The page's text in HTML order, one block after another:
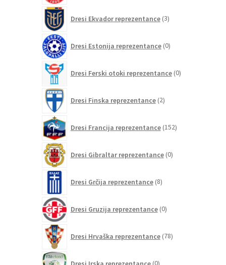
Dresi Ekvador reprezentance 3izdelki
Dresi Estonija reprezentance 0izdelkov
Dresi Ferski otoki reprezentance 0izdelkov
Dresi Finska reprezentance 2izdelka
Dresi Francija reprezentance 152izdelkov
Dresi Gibraltar reprezentance 0izdelkov
Dresi Grčija reprezentance 8izdelkov
Dresi Gruzija reprezentance 0izdelkov
Dresi Hrvaška reprezentance 78izdelkov